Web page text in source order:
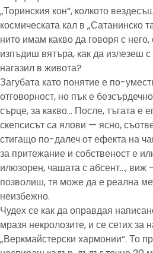
„Торинския кон“, колкото
космическата кал в „Сатанинско
нито имам какво да говоря с
изпъдиш вятъра, как да излезеш с
нагазил в живота?
Загубата като понятие е по-
отговорност, но пък е
сърце, за какво… После, тъгата е
скепсисът са ялови — ясно,
стигащо по-далеч от ефекта на
за притежание и собственост е
илюзорен, чашата с абсент…,
позволиш, тя може да е реална
неизбежно.
Чудех се как да оправдая
мразя некролозите, и се сетих за
„Веркмайстерски хармонии“. То